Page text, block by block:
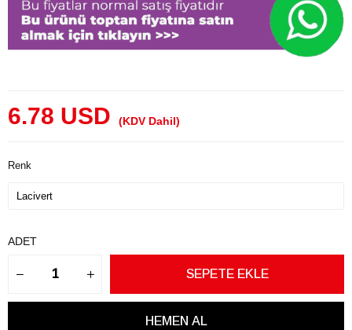
6.78 USD (KDV Dahil)
Renk
ADET